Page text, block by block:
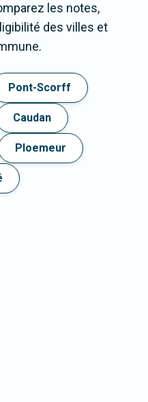
les notes,
des villes et
Pont-Scorff
Caudan
Ploemeur